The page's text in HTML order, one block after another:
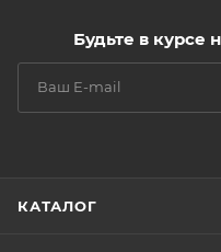
Будьте в курсе
КАТАЛОГ